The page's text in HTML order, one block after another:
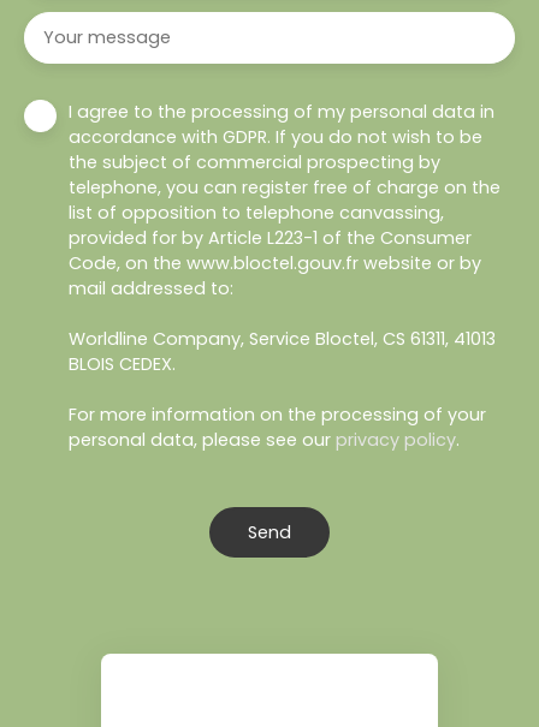
Your message
I agree to the processing of my personal data in
accordance with GDPR. If you do not wish to be
the subject of commercial prospecting by
telephone, you can register free of charge on the
list of opposition to telephone canvassing,
provided for by Article L223-1 of the Consumer
Code, on the www.bloctel.gouv.fr website or by
mail addressed to:
Worldline Company, Service Bloctel, CS 61311, 41013
BLOIS CEDEX.
For more information on the processing of your
personal data, please see our privacy policy.
Send